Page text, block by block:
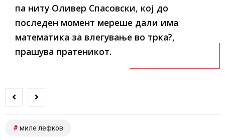
па ниту Оливер Спасовски, кој до
последен момент мереше дали има
математика за влегување во трка?,
прашува пратеникот.
миле лефков